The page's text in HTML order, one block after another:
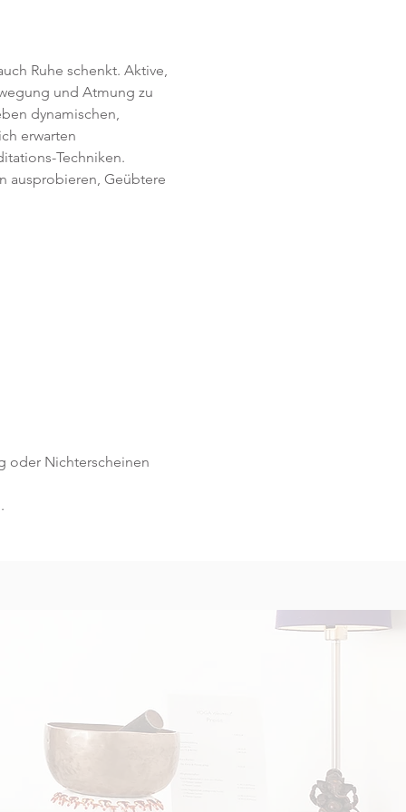
Ruhe schenkt. Aktive,
und Atmung zu
dynamischen,
erwarten
Techniken.
ausprobieren, Geübtere
oder Nichterscheinen